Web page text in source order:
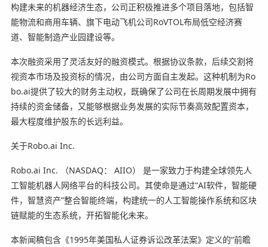
构建未来的机器经济生态， 公司正积极推进多个项目落地，包括智
能物流和商用车辆、旗下电动飞机公司RoVTOL布局低空经济赛
道、智能制造产业园建设等。
本次融资采用了灵活友好的融资模式。根据协议条款，后续交割将
视资本市场及投资标的情况，由公司方面自主发起。这种机制为Ro
bo.ai提供了较大的财务主动权，既确保了公司在长周期发展中拥有
持续的资金储备，又能够根据业务发展的实际节奏高效配置资本，
最大程度维护股东的长远利益。
关于Robo.ai Inc.
Robo.ai Inc. （NASDAQ： AIIO） 是一家致力于构建全球领先人
工智能机器人网络平台的科技公司。其使命是通过“AI软件，智能硬
件，智慧资产”整合智能终端，构建统一的人工智能操作系统和区块
链赋能的生态系统，开拓智能化未来。
本新闻稿包含《1995年美国私人证券诉讼改革法案》定义的“前瞻